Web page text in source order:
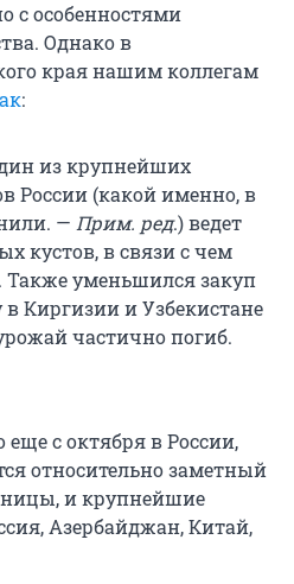
с особенностями
Однако в
края нашим коллегам
:
из крупнейших
России (какой именно, в
— Прим. ред.) ведет
кустов, в связи с чем
Также уменьшился закуп
Киргизии и Узбекистане
частично погиб.
еще с октября в России,
относительно заметный
и крупнейшие
Азербайджан, Китай,